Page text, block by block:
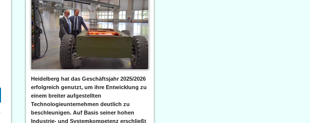
Heidelberg hat das Geschäftsjahr 2025/2026
erfolgreich genutzt, um ihre Entwicklung zu
einem breiter aufgestellten
Technologieunternehmen deutlich zu
beschleunigen. Auf Basis seiner hohen
Industrie- und Systemkompetenz erschließt